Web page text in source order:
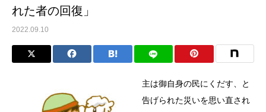
れた者の回復」
2022.09.10
主は御自身の民にくだす、と
告げられた災いを思い直され